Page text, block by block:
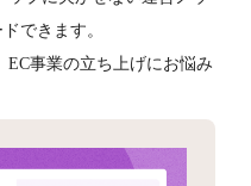
できます。
EC事業の立ち上げにお悩み